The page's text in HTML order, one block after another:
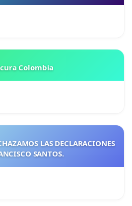
Colombia
LAS DECLARACIONES
SANTOS.